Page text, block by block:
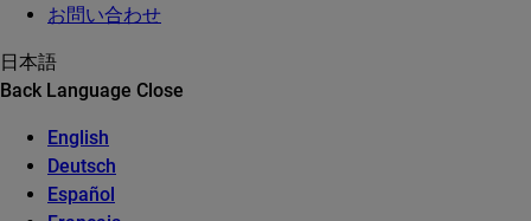
お問い合わせ
日本語
Back Language Close
English
Deutsch
Español